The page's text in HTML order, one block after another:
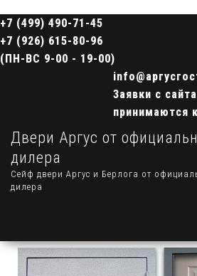
+7 (499) 490-71-45
+7 (926) 615-80-96
(ПН-ВС 9-00 - 19-00)
Заявки с сайта
принимаются
Двери Аргус от
дилера
Сейф двери Аргус и Берлога от
дилера